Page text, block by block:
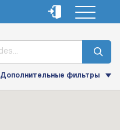
Дополнительные фильтры